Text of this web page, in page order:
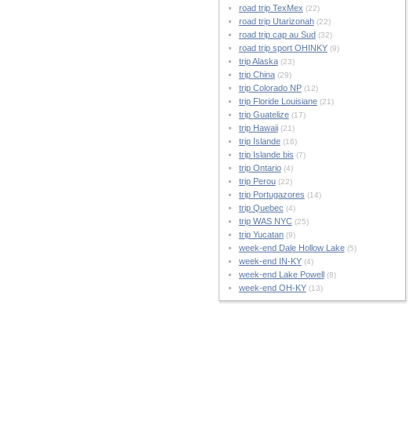
road trip TexMex (22)
road trip Utarizonah(22)
road trip cap au Sud (32)
road trip sport OHINKY(9)
trip Alaska(23)
trip China(29)
trip Colorado NP(12)
trip Floride Louisiane(21)
trip Guatelize(17)
trip Hawaii(21)
trip Islande(16)
trip Islande bis (7)
trip Ontario(4)
trip Perou(22)
trip Portugazores (14)
trip Quebec (4)
trip WAS NYC(25)
trip Yucatan(9)
week-end Dale Hollow Lake(5)
week-end IN-KY(4)
week-end Lake Powell (8)
week-end OH-KY(13)